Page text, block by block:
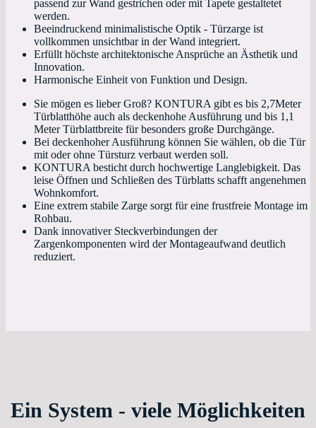
passend zur Wand gestrichen oder mit Tapete gestaltetet
werden.
Beeindruckend minimalistische Optik - Türzarge ist
vollkommen unsichtbar in der Wand integriert.
Erfüllt höchste architektonische Ansprüche an Ästhetik und
Innovation.
Harmonische Einheit von Funktion und Design.
Sie mögen es lieber Groß? KONTURA gibt es bis 2,7Meter
Türblatthöhe auch als deckenhohe Ausführung und bis 1,1
Meter Türblattbreite für besonders große Durchgänge.
Bei deckenhoher Ausführung können Sie wählen, ob die Tür
mit oder ohne Türsturz verbaut werden soll.
KONTURA besticht durch hochwertige Langlebigkeit. Das
leise Öffnen und Schließen des Türblatts schafft angenehmen
Wohnkomfort.
Eine extrem stabile Zarge sorgt für eine frustfreie Montage im
Rohbau.
Dank innovativer Steckverbindungen der
Zargenkomponenten wird der Montageaufwand deutlich
reduziert.
Ein System - viele Möglichkeiten